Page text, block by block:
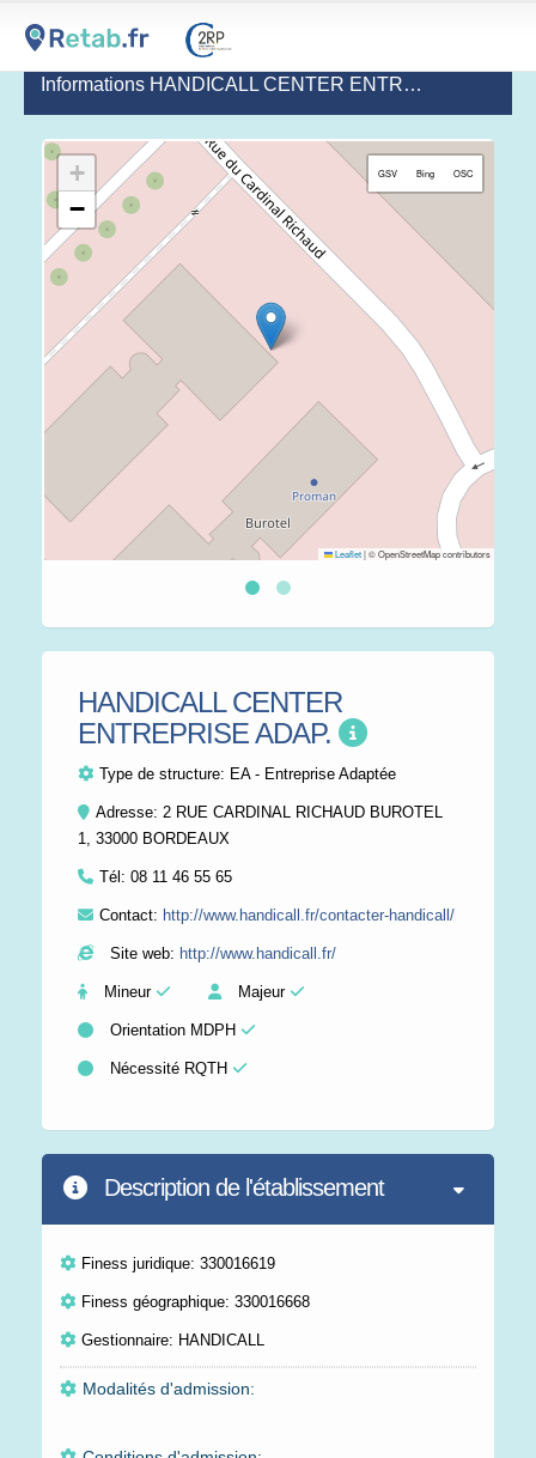
Informations HANDICALL CENTER ENTREPRISE ADAP.
+
−
GSV Bing OSC
Leaflet|© OpenStreetMap contributors
HANDICALL CENTER
ENTREPRISE ADAP.
Type de structure: EA - Entreprise Adaptée
Adresse: 2 RUE CARDINAL RICHAUD BUROTEL
1, 33000 BORDEAUX
Tél: 08 11 46 55 65
Contact: http://www.handicall.fr/contacter-handicall/
Site web: http://www.handicall.fr/
Mineur Majeur
Orientation MDPH
Nécessité RQTH
Description de l'établissement
Finess juridique: 330016619
Finess géographique: 330016668
Gestionnaire: HANDICALL
Modalités d'admission: